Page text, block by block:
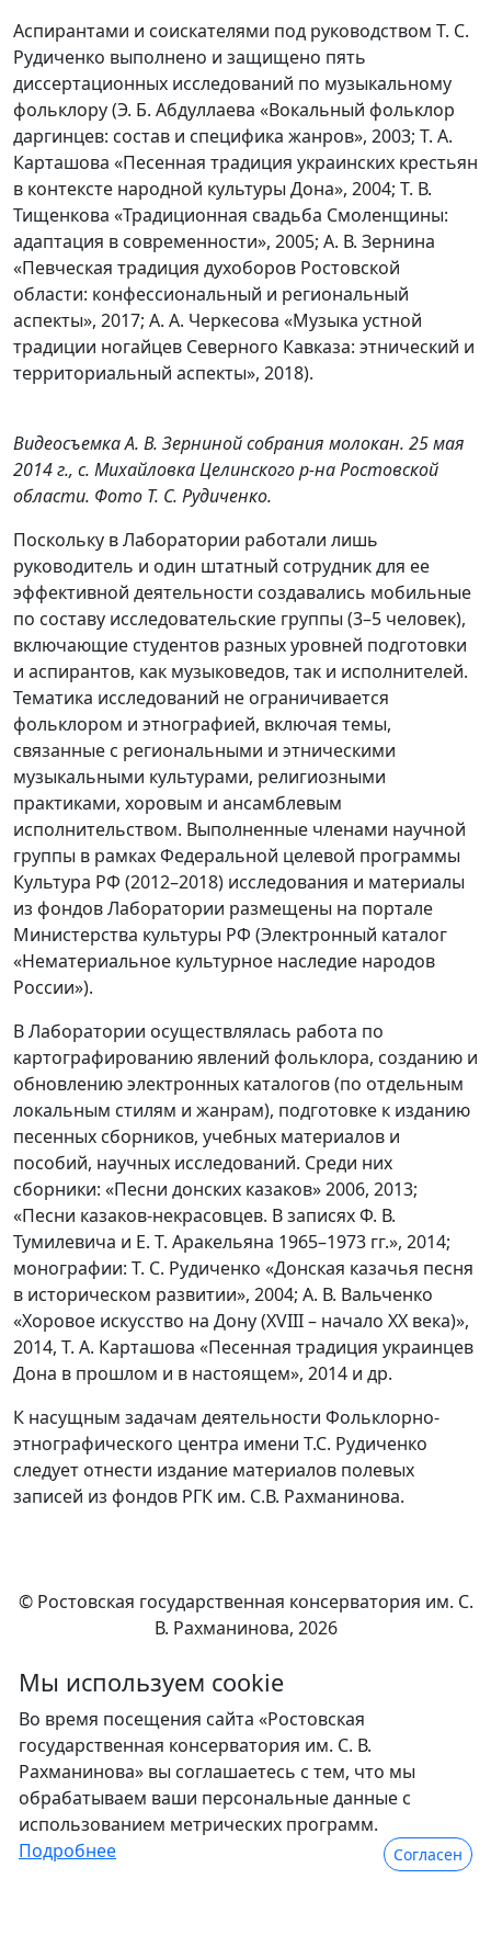
Аспирантами и соискателями под руководством Т. С.
Рудиченко выполнено и защищено пять
диссертационных исследований по музыкальному
фольклору (Э. Б. Абдуллаева «Вокальный фольклор
даргинцев: состав и специфика жанров», 2003; Т. А.
Карташова «Песенная традиция украинских крестьян
в контексте народной культуры Дона», 2004; Т. В.
Тищенкова «Традиционная свадьба Смоленщины:
адаптация в современности», 2005; А. В. Зернина
«Певческая традиция духоборов Ростовской
области: конфессиональный и региональный
аспекты», 2017; А. А. Черкесова «Музыка устной
традиции ногайцев Северного Кавказа: этнический и
территориальный аспекты», 2018).
Видеосъемка А. В. Зерниной собрания молокан. 25 мая
2014 г., с. Михайловка Целинского р-на Ростовской
области. Фото Т. С. Рудиченко.
Поскольку в Лаборатории работали лишь
руководитель и один штатный сотрудник для ее
эффективной деятельности создавались мобильные
по составу исследовательские группы (3–5 человек),
включающие студентов разных уровней подготовки
и аспирантов, как музыковедов, так и исполнителей.
Тематика исследований не ограничивается
фольклором и этнографией, включая темы,
связанные с региональными и этническими
музыкальными культурами, религиозными
практиками, хоровым и ансамблевым
исполнительством. Выполненные членами научной
группы в рамках Федеральной целевой программы
Культура РФ (2012–2018) исследования и материалы
из фондов Лаборатории размещены на портале
Министерства культуры РФ (Электронный каталог
«Нематериальное культурное наследие народов
России»).
В Лаборатории осуществлялась работа по
картографированию явлений фольклора, созданию и
обновлению электронных каталогов (по отдельным
локальным стилям и жанрам), подготовке к изданию
песенных сборников, учебных материалов и
пособий, научных исследований. Среди них
сборники: «Песни донских казаков» 2006, 2013;
«Песни казаков-некрасовцев. В записях Ф. В.
Тумилевича и Е. Т. Аракельяна 1965–1973 гг.», 2014;
монографии: Т. С. Рудиченко «Донская казачья песня
в историческом развитии», 2004; А. В. Вальченко
«Хоровое искусство на Дону (XVIII – начало XX века)»,
2014, Т. А. Карташова «Песенная традиция украинцев
Дона в прошлом и в настоящем», 2014 и др.
К насущным задачам деятельности Фольклорно-
этнографического центра имени Т.С. Рудиченко
следует отнести издание материалов полевых
записей из фондов РГК им. С.В. Рахманинова.
© Ростовская государственная консерватория им. С.
В. Рахманинова, 2026
Мы используем сookie
Во время посещения сайта «Ростовская
государственная консерватория им. С. В.
Рахманинова» вы соглашаетесь с тем, что мы
обрабатываем ваши персональные данные с
использованием метрических программ.
Подробнее
Согласен